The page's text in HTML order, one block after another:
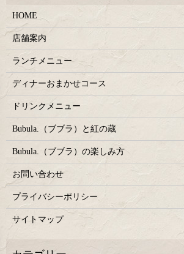
HOME
店舗案内
ランチメニュー
ディナーおまかせコース
ドリンクメニュー
Bubula.（ブブラ）と紅の蔵
Bubula.（ブブラ）の楽しみ方
お問い合わせ
プライバシーポリシー
サイトマップ